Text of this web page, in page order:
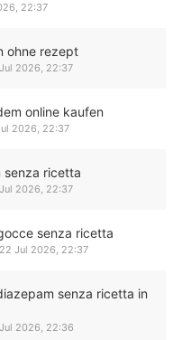
22:37
ohne rezept
2026, 22:37
online kaufen
2026, 22:37
senza ricetta
2026, 22:37
senza ricetta
22 Jul 2026, 22:37
senza ricetta in
2026, 22:36